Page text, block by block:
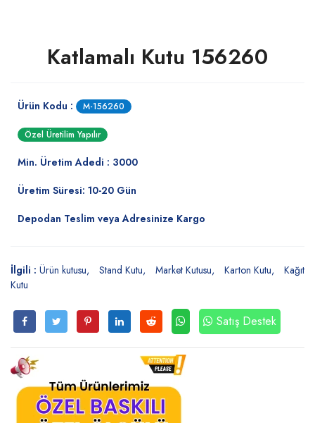
Katlamalı Kutu 156260
Ürün Kodu : M-156260
Özel Üretilim Yapılır
Min. Üretim Adedi : 3000
Üretim Süresi: 10-20 Gün
Depodan Teslim veya Adresinize Kargo
İlgili : Ürün kutusu Stand Kutu Market Kutusu Karton Kutu
Kağıt
Kutu
Satış Destek